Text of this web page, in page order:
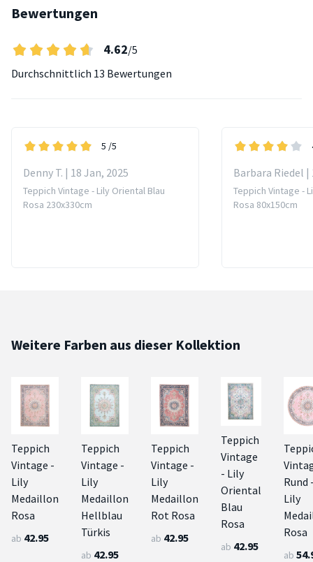
Bewertungen
4.62/5
Durchschnittlich 13 Bewertungen
5 /5
Denny T. | 18 Jan, 2025
Teppich Vintage - Lily Oriental Blau
Rosa 230x330cm
Barbara Riedel |
Teppich Vintage -
Rosa 80x150cm
Weitere Farben aus dieser Kollektion
Teppich
Vintage -
Lily
Medaillon
Rosa
ab 42.95
Teppich
Vintage -
Lily
Medaillon
Hellblau
Türkis
ab 42.95
Teppich
Vintage -
Lily
Medaillon
Rot Rosa
ab 42.95
Teppich
Vintage
- Lily
Oriental
Blau
Rosa
ab 42.95
Rund
Lily
Rosa
ab